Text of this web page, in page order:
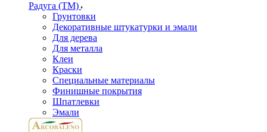
Радуга (ТМ)
Грунтовки
Декоративные штукатурки и эмали
Для дерева
Для металла
Клеи
Краски
Специальные материалы
Финишные покрытия
Шпатлевки
Эмали